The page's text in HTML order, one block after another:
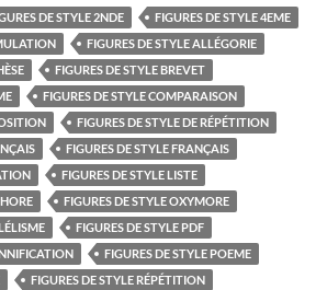
DE STYLE 2NDE
FIGURES DE STYLE 4EME
FIGURES DE STYLE ALLÉGORIE
FIGURES DE STYLE BREVET
FIGURES DE STYLE COMPARAISON
FIGURES DE STYLE DE RÉPÉTITION
FIGURES DE STYLE FRANÇAIS
FIGURES DE STYLE LISTE
FIGURES DE STYLE OXYMORE
FIGURES DE STYLE PDF
FIGURES DE STYLE POEME
FIGURES DE STYLE RÉPÉTITION